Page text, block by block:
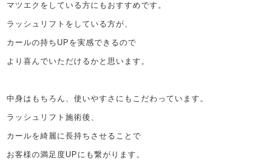
マツエクをしている方にもおすすめです。
ラッシュリフトをしている方が、
カールの持ちUPを実感できるので
より喜んでいただけるかと思います。
中身はもちろん、使いやすさにもこだわっています。
ラッシュリフト施術後、
カールを綺麗に長持ちさせることで
お客様の満足度UPにも繋がります。